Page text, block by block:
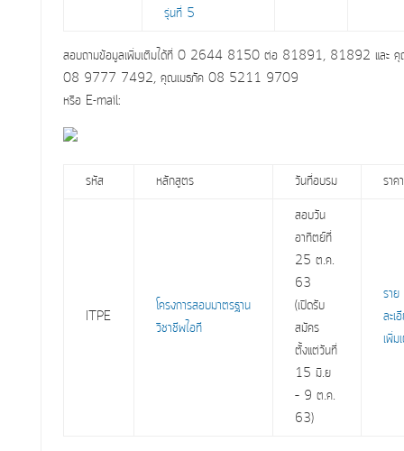
รุ่นที่ 5
สอบถามข้อมูลเพิ่มเติมได้ที่ 0 2644 8150 ต่อ 81891, 81892 และ
08 9777 7492, คุณเมธภัค 08 5211 9709
หรือ E-mail:
รหัส หลักสูตร วันที่อบรม ราคา
ITPE
โครงการสอบมาตรฐาน
วิชาชีพไอที
สอบวัน
อาทิตย์ที่
25 ต.ค.
63
(เปิดรับ
สมัคร
ตั้งแต่วันที่
15 มิ.ย
– 9 ต.ค.
63)
ราย
ละเ
เพิ่ม